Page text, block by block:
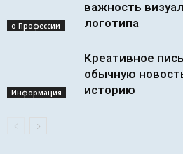
о Профессии
важность
логотипа
Информация
Креативное
обычную
историю